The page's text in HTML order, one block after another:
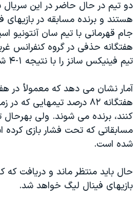
فرهنگ و زندگی
حقوق شهروندی
اقتصادی
علم و فناوری
اسرائیل در جنگ
گالری عکس
آرشیو پخش زنده
مستندها
انتخابات ریاست جمهوری آمریکا ۲۰۲۴
حمله جمهوری اسلامی به اسرائیل
رمز مهسا
ورزش زنان در ایران
اعتراضات زن، زندگی، آزادی
مجموعه مستندهای دادخواهی
تریبونال مردمی آبان ۹۸
چهل سال گروگان‌گیری
دنبال کنید
هستند و برنده مسابقه در
جام قهرمانی با تيم سان آنتونيو
هفتگانه حذفی در گروه کنفرانس
تيم فينيکس سانز را با نتيجه ۱-۴ شکست داد.
آمار نشان می دهد که معمولأ در
هفتگانه ۸۲ درصد تيمهايی
کنند، برنده می شوند. ولی بهرحال
مسابقاتی که تحت فشار بازی کرده
شده است.
حال بايد منتظر ماند و دريافت که
بازيهای فينال ليگ خواهد شد.